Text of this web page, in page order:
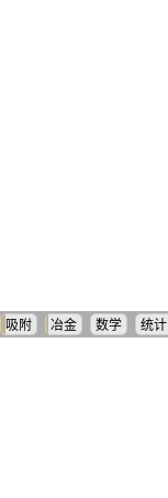
吸附 冶金 数学 统计